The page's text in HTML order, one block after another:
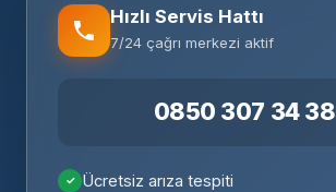
Hızlı Servis Hattı
7/24 çağrı merkezi aktif
0850 307 34 38
Ücretsiz arıza tespiti